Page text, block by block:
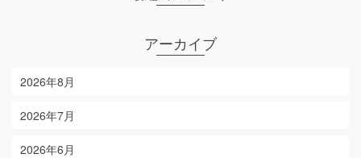
アーカイブ
2026年8月
2026年7月
2026年6月